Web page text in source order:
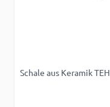
Schale aus Keramik